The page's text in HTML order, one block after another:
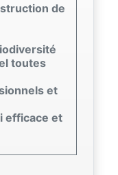
de
toutes
et
efficace et